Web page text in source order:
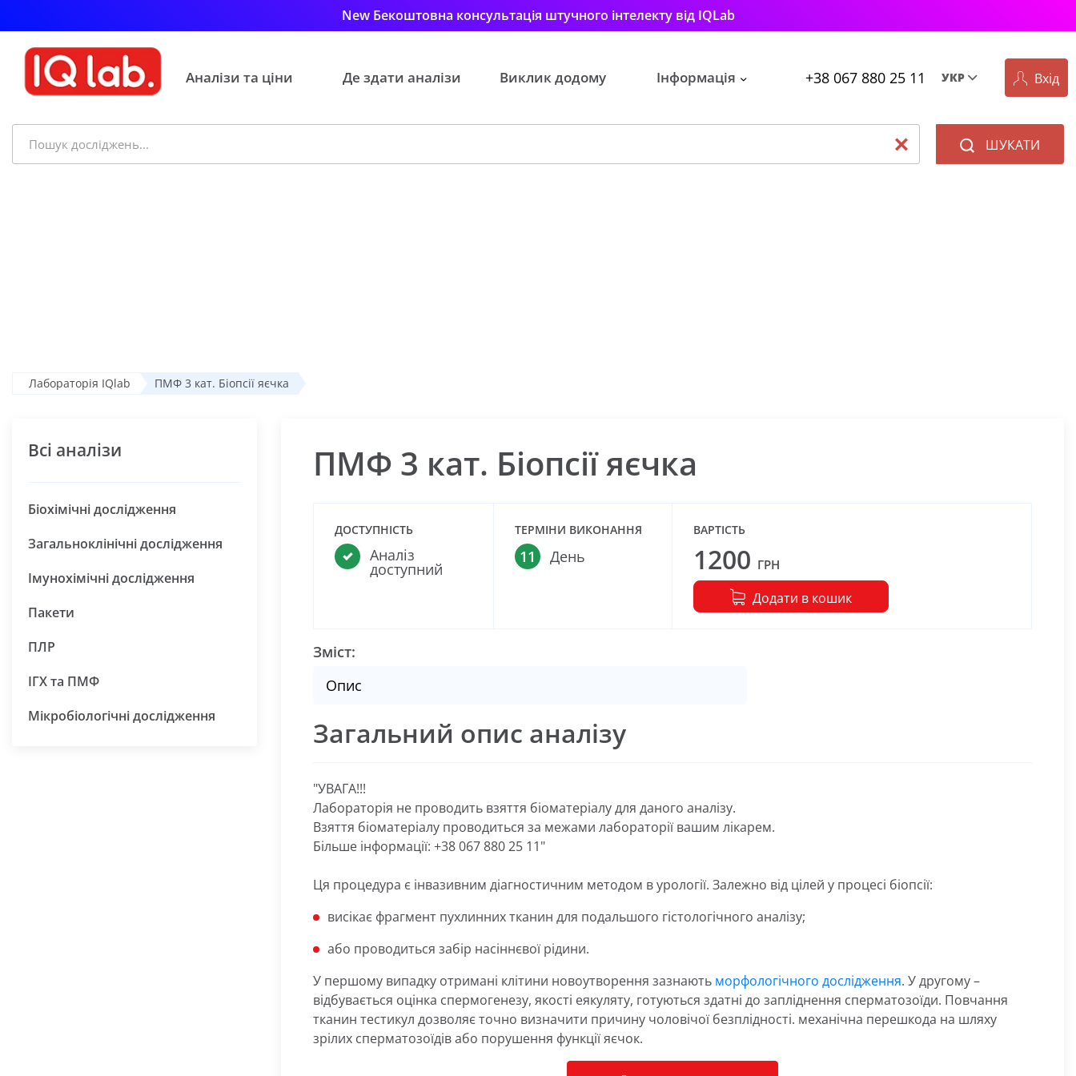
New Бекоштовна консультація штучного інтелекту від IQLab
Аналізи та ціни Де здати аналізи Виклик додому Інформація +38 067 880 25 11
УКР
Вхід
ШУКАТИ
Лабораторія IQlab ПМФ 3 кат. Біопсії яєчка
Всі аналізи
Біохімічні дослідження
Загальноклінічні дослідження
Імунохімічні дослідження
Пакети
ПЛР
ІГХ та ПМФ
Мікробіологічні дослідження
ПМФ 3 кат. Біопсії яєчка
ДОСТУПНІСТЬ
Аналіз
доступний
ТЕРМІНИ ВИКОНАННЯ
11 День
ВАРТІСТЬ
1200 ГРН
Додати в кошик
Зміст:
Опис
Загальний опис аналізу
"УВАГА!!!
Лабораторія не проводить взяття біоматеріалу для даного аналізу.
Взяття біоматеріалу проводиться за межами лабораторії вашим лікарем.
Більше інформації: +38 067 880 25 11"
Ця процедура є інвазивним діагностичним методом в урології. Залежно від цілей у процесі біопсії:
висікає фрагмент пухлинних тканин для подальшого гістологічного аналізу;
або проводиться забір насіннєвої рідини.
У першому випадку отримані клітини новоутворення зазнають морфологічного дослідження. У другому –
відбувається оцінка спермогенезу, якості еякуляту, готуються здатні до запліднення сперматозоїди. Повчання
тканин тестикул дозволяє точно визначити причину чоловічої безплідності. механічна перешкода на шляху
зрілих сперматозоїдів або порушення функції яєчок.